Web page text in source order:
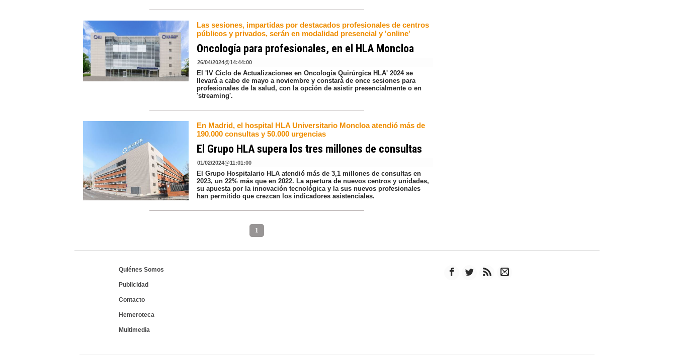
Las sesiones, impartidas por destacados profesionales de centros
públicos y privados, serán en modalidad presencial y 'online'
Oncología para profesionales, en el HLA Moncloa
26/04/2024@14:44:00
El 'IV Ciclo de Actualizaciones en Oncología Quirúrgica HLA' 2024 se
llevará a cabo de mayo a noviembre y constará de once sesiones para
profesionales de la salud, con la opción de asistir presencialmente o en
'streaming'.
En Madrid, el hospital HLA Universitario Moncloa atendió más de
190.000 consultas y 50.000 urgencias
El Grupo HLA supera los tres millones de consultas
01/02/2024@11:01:00
El Grupo Hospitalario HLA atendió más de 3,1 millones de consultas en
2023, un 22% más que en 2022. La apertura de nuevos centros y unidades,
su apuesta por la innovación tecnológica y la sus nuevos profesionales
han permitido que crezcan los indicadores asistenciales.
1
Quiénes Somos
Publicidad
Contacto
Hemeroteca
Multimedia